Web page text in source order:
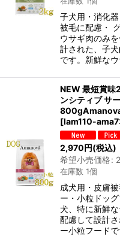
子犬用・消化
被毛に配慮・
ウサギ肉のみ
計された、子
です。新鮮な
NEW 最短賞味
ンシティブ サ
[lam110-
2,970円(税込)
希望小売価格:
在庫数 1個
成犬用・皮膚
ー・小粒ドッ
犬、特に新鮮
配慮して設計
ー小粒フード